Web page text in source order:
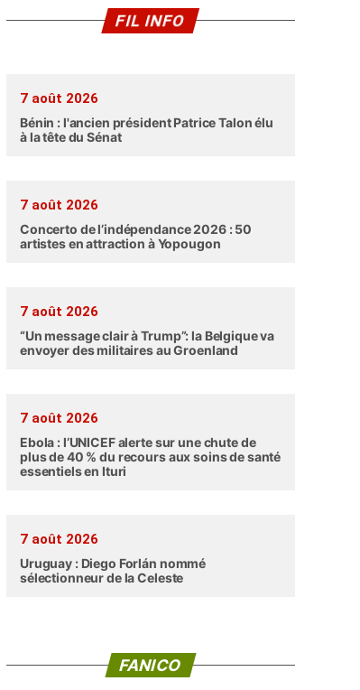
FIL INFO
7 août 2026
Bénin : l'ancien président Patrice Talon élu
à la tête du Sénat
7 août 2026
Concerto de l’indépendance 2026 : 50
artistes en attraction à Yopougon
7 août 2026
“Un message clair à Trump”: la Belgique va
envoyer des militaires au Groenland
7 août 2026
Ebola : l’UNICEF alerte sur une chute de
plus de 40 % du recours aux soins de santé
essentiels en Ituri
7 août 2026
Uruguay : Diego Forlán nommé
sélectionneur de la Celeste
FANICO